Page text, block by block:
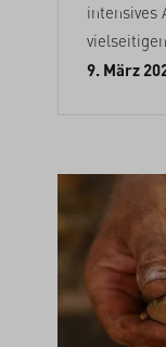
intensives
9. März